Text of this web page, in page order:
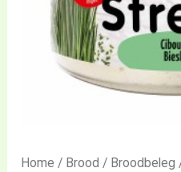
Home / Brood / Broodbeleg